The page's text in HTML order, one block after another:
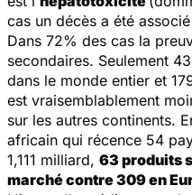
cas un décès a été
Dans 72% des cas la
secondaires. Seulement
dans le monde entier et
est vraisemblablement
sur les autres continents.
africain qui récence 54
1,111 milliard, 63 produits
marché contre 309 en